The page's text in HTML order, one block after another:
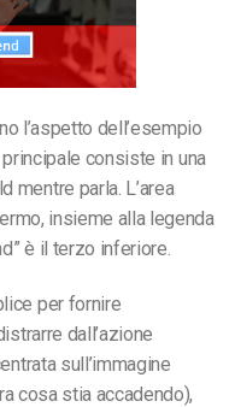
l’aspetto dell’esempio
consiste in una
mentre parla. L’area
insieme alla legenda
è il terzo inferiore.
per fornire
dall’azione
sull’immagine
cosa stia accadendo),